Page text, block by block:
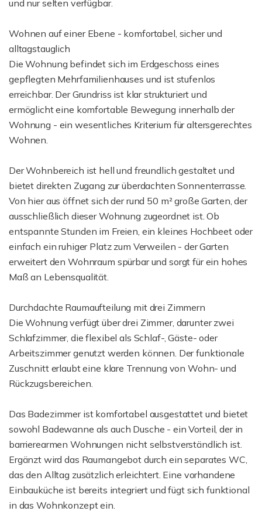
und nur selten verfügbar.
Wohnen auf einer Ebene - komfortabel, sicher und
alltagstauglich
Die Wohnung befindet sich im Erdgeschoss eines
gepflegten Mehrfamilienhauses und ist stufenlos
erreichbar. Der Grundriss ist klar strukturiert und
ermöglicht eine komfortable Bewegung innerhalb der
Wohnung - ein wesentliches Kriterium für altersgerechtes
Wohnen.
Der Wohnbereich ist hell und freundlich gestaltet und
bietet direkten Zugang zur überdachten Sonnenterrasse.
Von hier aus öffnet sich der rund 50 m² große Garten, der
ausschließlich dieser Wohnung zugeordnet ist. Ob
entspannte Stunden im Freien, ein kleines Hochbeet oder
einfach ein ruhiger Platz zum Verweilen - der Garten
erweitert den Wohnraum spürbar und sorgt für ein hohes
Maß an Lebensqualität.
Durchdachte Raumaufteilung mit drei Zimmern
Die Wohnung verfügt über drei Zimmer, darunter zwei
Schlafzimmer, die flexibel als Schlaf-, Gäste- oder
Arbeitszimmer genutzt werden können. Der funktionale
Zuschnitt erlaubt eine klare Trennung von Wohn- und
Rückzugsbereichen.
Das Badezimmer ist komfortabel ausgestattet und bietet
sowohl Badewanne als auch Dusche - ein Vorteil, der in
barrierearmen Wohnungen nicht selbstverständlich ist.
Ergänzt wird das Raumangebot durch ein separates WC,
das den Alltag zusätzlich erleichtert. Eine vorhandene
Einbauküche ist bereits integriert und fügt sich funktional
in das Wohnkonzept ein.